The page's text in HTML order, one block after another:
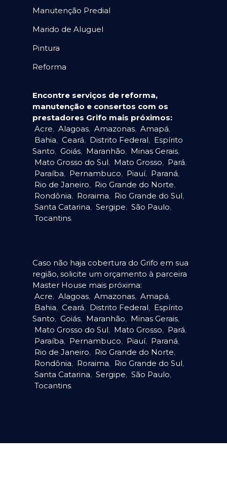
Manutenção Predial
Marido de Aluguel
Pintura
Reforma
Encontre serviços de reforma,
manutenção e consertos com os
prestadores Grifo mais próximos:
Acre, Alagoas, Amazonas, Amapá,
Bahia, Ceará, Distrito Federal, Espírito
Santo, Goiás, Maranhão, Minas Gerais,
Mato Grosso do Sul, Mato Grosso, Pará,
Paraíba, Pernambuco, Piauí, Paraná,
Rio de Janeiro, Rio Grande do Norte,
Rondônia, Roraima, Rio Grande do Sul,
Santa Catarina, Sergipe, São Paulo,
Tocantins.
Caso não haja cobertura do Grifo em sua
região, solicite um orçamento à parceira
Master House mais próxima:
Acre, Alagoas, Amazonas, Amapá,
Bahia, Ceará, Distrito Federal, Espírito
Santo, Goiás, Maranhão, Minas Gerais,
Mato Grosso do Sul, Mato Grosso, Pará,
Paraíba, Pernambuco, Piauí, Paraná,
Rio de Janeiro, Rio Grande do Norte,
Rondônia, Roraima, Rio Grande do Sul,
Santa Catarina, Sergipe, São Paulo,
Tocantins.